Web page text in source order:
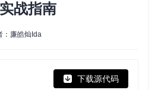
战指南
：廉皓灿Ida
下载源代码